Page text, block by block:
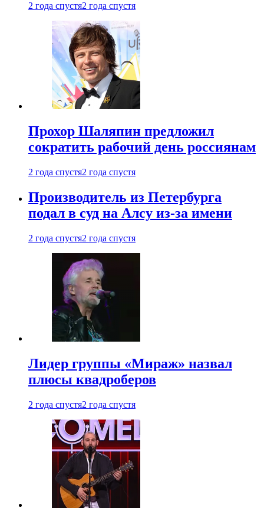
2 года спустя2 года спустя
Прохор Шаляпин предложил
сократить рабочий день россиянам
2 года спустя2 года спустя
Производитель из Петербурга
подал в суд на Алсу из-за имени
2 года спустя2 года спустя
Лидер группы «Мираж» назвал
плюсы квадроберов
2 года спустя2 года спустя